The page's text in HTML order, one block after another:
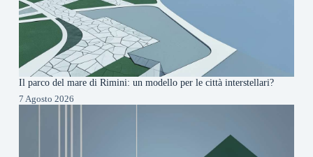
Il parco del mare di Rimini: un modello per le città interstellari?
7 Agosto 2026